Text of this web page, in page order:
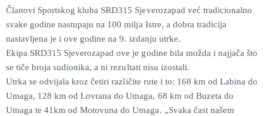
Članovi Sportskog kluba SRD315 Sjeverozapad već tradicionalno
svake godine nastupaju na 100 milja Istre, a dobra tradicija
nastavljena je i ove godine na 9. izdanju utrke.
Ekipa SRD315 Sjeverozapad ove je godine bila možda i najjača što
se tiče broja sudionika, a ni rezultati nisu izostali.
Utrka se odvijala kroz četiri različite rute i to: 168 km od Labina do
Umaga, 128 km od Lovrana do Umaga, 68 km od Buzeta do
Umaga te 41km od Motovuna do Umaga. „Svaka čast našem